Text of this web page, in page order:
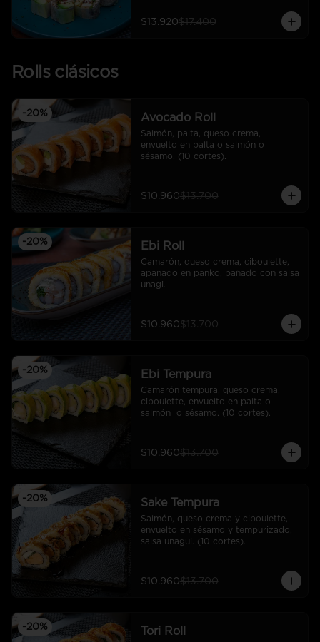
$13.920$17.400
Rolls clásicos
-20% Avocado Roll
Salmón, palta, queso crema,
envuelto en palta o salmón o
sésamo. (10 cortes).
$10.960$13.700
-20% Ebi Roll
Camarón, queso crema, ciboulette,
apanado en panko, bañado con salsa
unagi.
$10.960$13.700
-20% Ebi Tempura
Camarón tempura, queso crema,
ciboulette, envuelto en palta o
salmón  o sésamo. (10 cortes).
$10.960$13.700
-20% Sake Tempura
Salmón, queso crema y ciboulette,
envuelto en sésamo y tempurizado,
salsa unagui. (10 cortes).
$10.960$13.700
-20% Tori Roll